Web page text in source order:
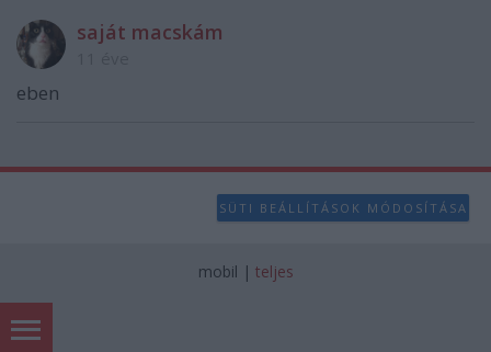
saját macskám
eben
SÜTI BEÁLLÍTÁSOK MÓDOSÍTÁSA
mobil | teljes